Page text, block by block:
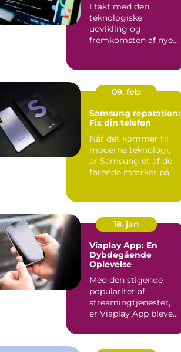
I takt med den
teknologiske
udvikling og
fremkomsten af nye
09. feb
Samsung reparation:
Fix din telefon
Når det kommer til
moderne teknologi,
er Samsung et af de
førende mærker på
18. jan
Viaplay App: En
Dybdegående
Oplevelse
Med den stigende
popularitet af
streamingtjenester,
er Viaplay App blevet
platforme...